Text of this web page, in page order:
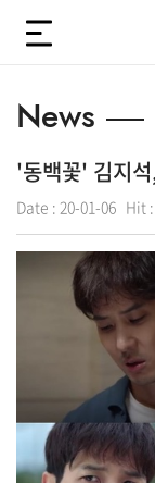
News
'동백꽃' 김지
Date : 20-01-06 Hit :